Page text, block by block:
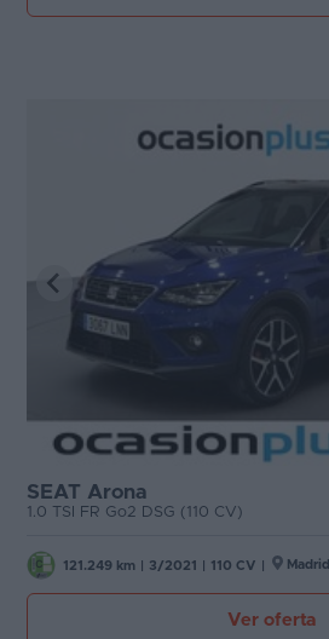
SEAT Arona
1.0 TSI FR Go2 DSG (110 CV)
121.249 km 3/2021 110 CV Madrid
Ver oferta